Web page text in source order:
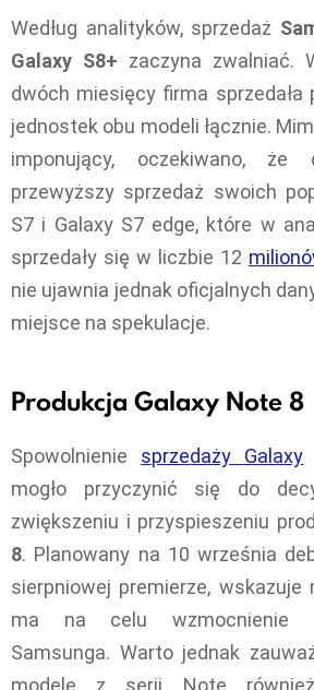
Według analityków, sprzedaż
Galaxy S8+ zaczyna zwalniać.
dwóch miesięcy firma sprzedała
jednostek obu modeli łącznie.
imponujący, oczekiwano,
przewyższy sprzedaż swoich
S7 i Galaxy S7 edge, które w
sprzedały się w liczbie 12
nie ujawnia jednak oficjalnych
miejsce na spekulacje.
Produkcja Galaxy Note 8
Spowolnienie sprzedaży Galaxy
mogło przyczynić się do
zwiększeniu i przyspieszeniu
8. Planowany na 10 września
sierpniowej premierze,
ma na celu wzmocnienie
Samsunga. Warto jednak
modele z serii Note